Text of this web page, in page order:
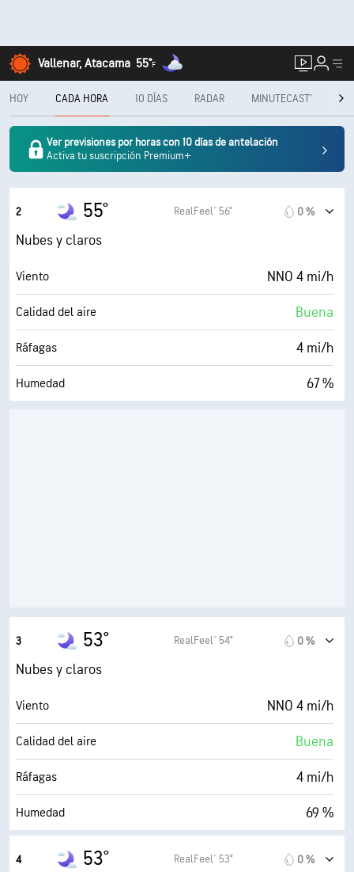
Vallenar, Atacama 55°F
HOY CADA HORA 10 DÍAS RADAR MINUTECAST®
Ver previsiones por horas con 10 días de antelación
Activa tu suscripción Premium+
2 55° RealFeel® 56° 0 %
Nubes y claros
Viento NNO 4 mi/h
Calidad del aire Buena
Ráfagas 4 mi/h
Humedad 67 %
3 53° RealFeel® 54° 0 %
Nubes y claros
Viento NNO 4 mi/h
Calidad del aire Buena
Ráfagas 4 mi/h
Humedad 69 %
Punto de rocío
4 53° RealFeel® 53° 0 %